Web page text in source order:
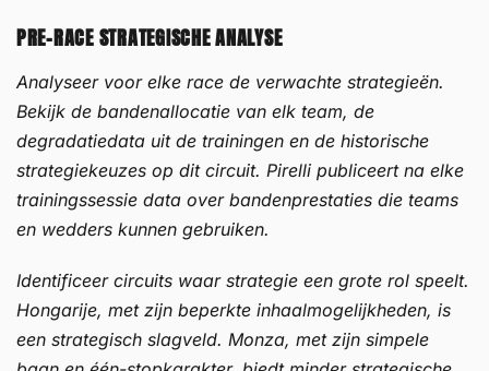
PRE-RACE STRATEGISCHE ANALYSE
Analyseer voor elke race de verwachte strategieën.
Bekijk de bandenallocatie van elk team, de
degradatiedata uit de trainingen en de historische
strategiekeuzes op dit circuit. Pirelli publiceert na elke
trainingssessie data over bandenprestaties die teams
en wedders kunnen gebruiken.
Identificeer circuits waar strategie een grote rol speelt.
Hongarije, met zijn beperkte inhaalmogelijkheden, is
een strategisch slagveld. Monza, met zijn simpele